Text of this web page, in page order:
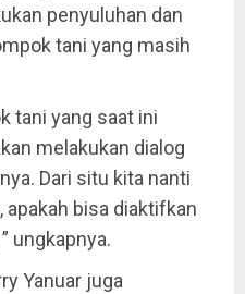
penyuluhan dan
tani yang masih
tani yang saat ini
melakukan dialog
Dari situ kita nanti
bisa diaktifkan
ungkapnya.
Yanuar juga